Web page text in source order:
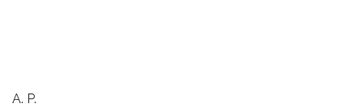
A. P.